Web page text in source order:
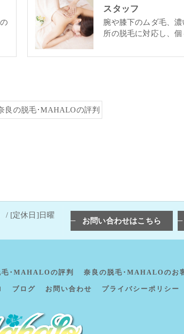
スタッフ
腕や膝下のムダ毛、
所の脱毛に対応し、
良の脱毛･MAHALOの評判
/ [定休日]日曜
お問い合わせはこちら
毛･MAHALOの評判 奈良の脱毛･MAHALOのお
ブログ お問い合わせ プライバシーポリシー